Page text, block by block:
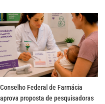
Conselho Federal de Farmácia
aprova proposta de pesquisadoras